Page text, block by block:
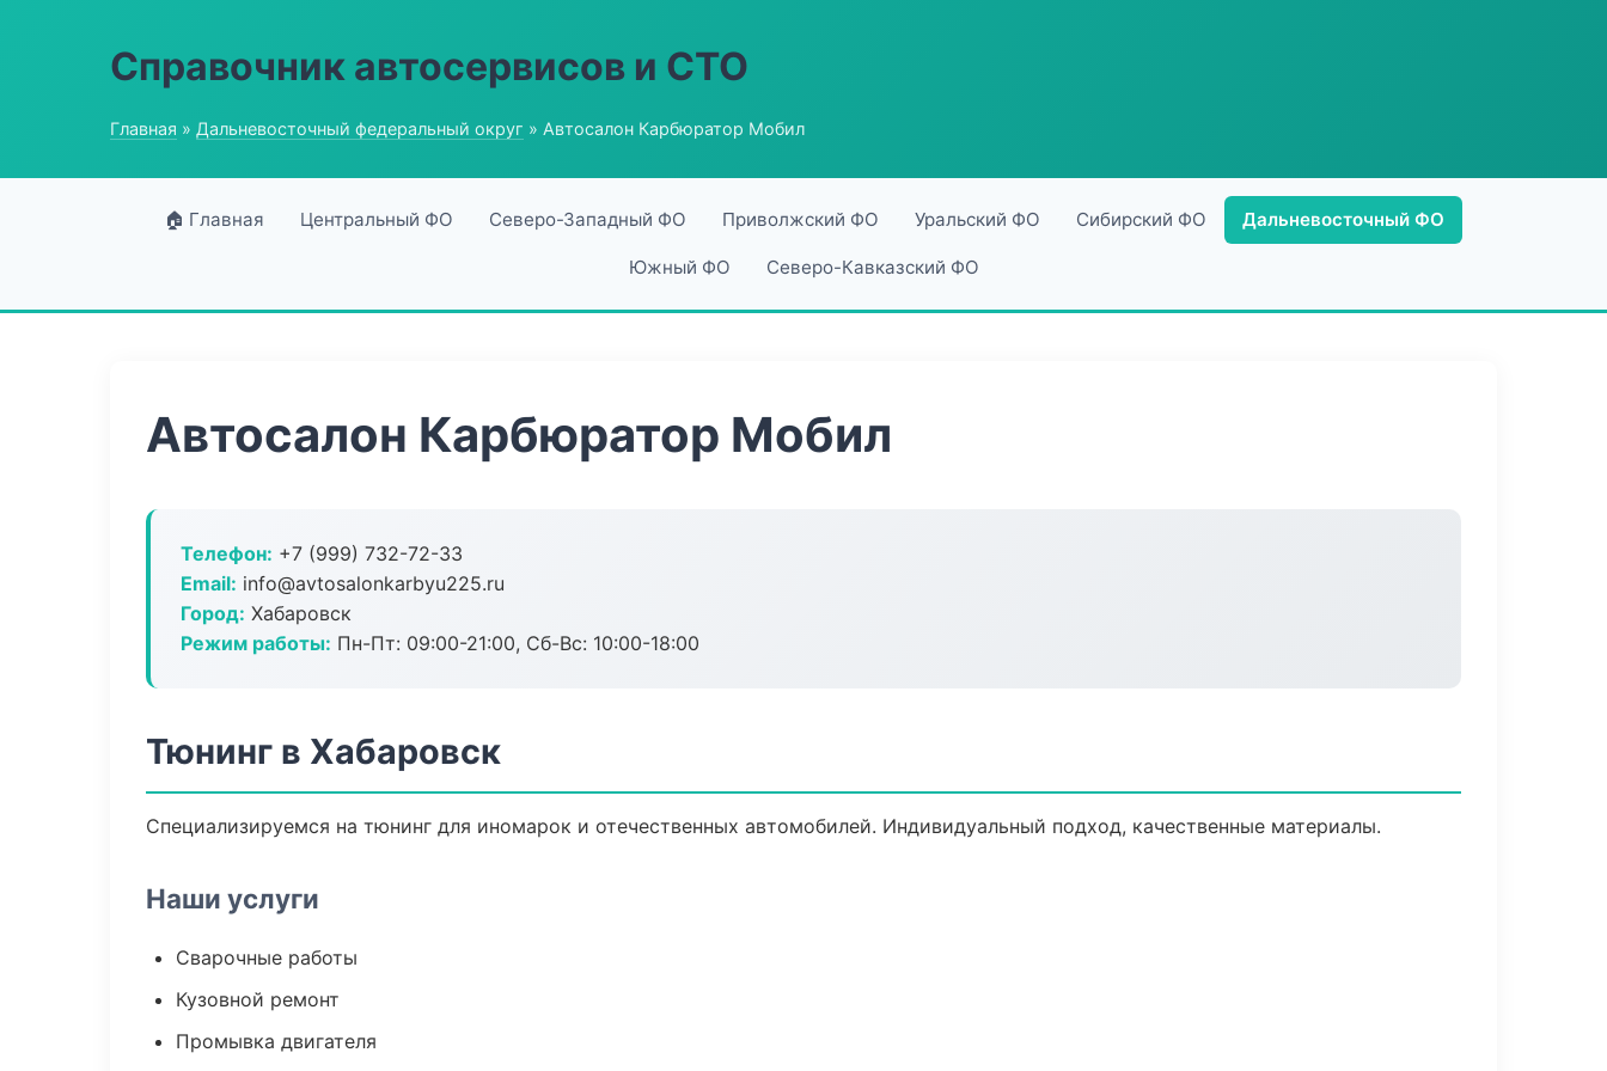
Справочник автосервисов и СТО
Главная » Дальневосточный федеральный округ » Автосалон Карбюратор Мобил
🏠 Главная Центральный ФО Северо-Западный ФО Приволжский ФО Уральский ФО Сибирский ФО Дальневосточный ФО
Южный ФО Северо-Кавказский ФО
Автосалон Карбюратор Мобил
Телефон: +7 (999) 732-72-33
Email: info@avtosalonkarbyu225.ru
Город: Хабаровск
Режим работы: Пн-Пт: 09:00-21:00, Сб-Вс: 10:00-18:00
Тюнинг в Хабаровск
Специализируемся на тюнинг для иномарок и отечественных автомобилей. Индивидуальный подход, качественные материалы.
Наши услуги
Сварочные работы
Кузовной ремонт
Промывка двигателя